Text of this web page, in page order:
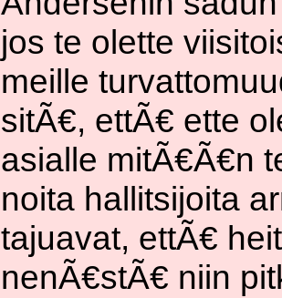
jos te olette
meille
sitÃ€, ettÃ€ ette
asialle mitÃ€Ã€n
noita hallitsijoita
tajuavat, ettÃ€
nenÃ€stÃ€ niin